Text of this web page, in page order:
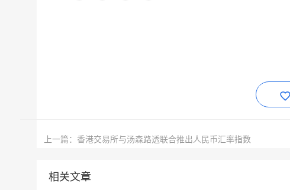
上一篇：香港交易所与汤森路透联合推出人民币汇率指数
相关文章